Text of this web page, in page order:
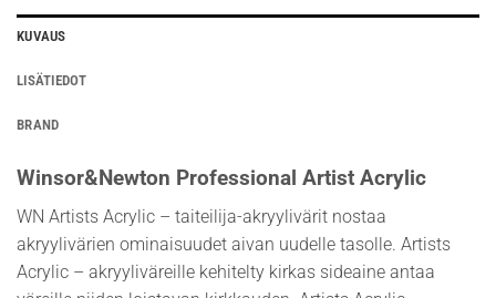
KUVAUS
LISÄTIEDOT
BRAND
Winsor&Newton Professional Artist Acrylic
WN Artists Acrylic – taiteilija-akryylivärit nostaa
akryylivärien ominaisuudet aivan uudelle tasolle. Artists
Acrylic – akryyliväreille kehitelty kirkas sideaine antaa